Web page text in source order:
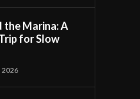
the Marina: A
for Slow
2026